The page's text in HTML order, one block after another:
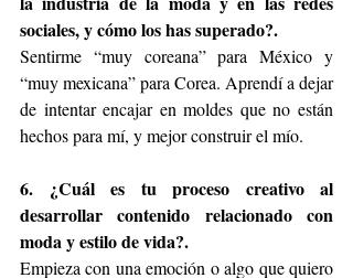
sociales, y cómo los has superado?.
Sentirme “muy coreana” para México y
“muy mexicana” para Corea. Aprendí a dejar
de intentar encajar en moldes que no están
hechos para mí, y mejor construir el mío.
6. ¿Cuál es tu proceso creativo al
desarrollar contenido relacionado con
moda y estilo de vida?.
Empieza con una emoción o algo que quiero